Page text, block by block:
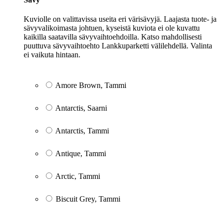
Kuviolle on valittavissa useita eri värisävyjä. Laajasta tuote- ja
sävyvalikoimasta johtuen, kyseistä kuviota ei ole kuvattu
kaikilla saatavilla sävyvaihtoehdoilla. Katso mahdollisesti
puuttuva sävyvaihtoehto Lankkuparketti välilehdellä. Valinta
ei vaikuta hintaan.
Amore Brown, Tammi
Antarctis, Saarni
Antarctis, Tammi
Antique, Tammi
Arctic, Tammi
Biscuit Grey, Tammi